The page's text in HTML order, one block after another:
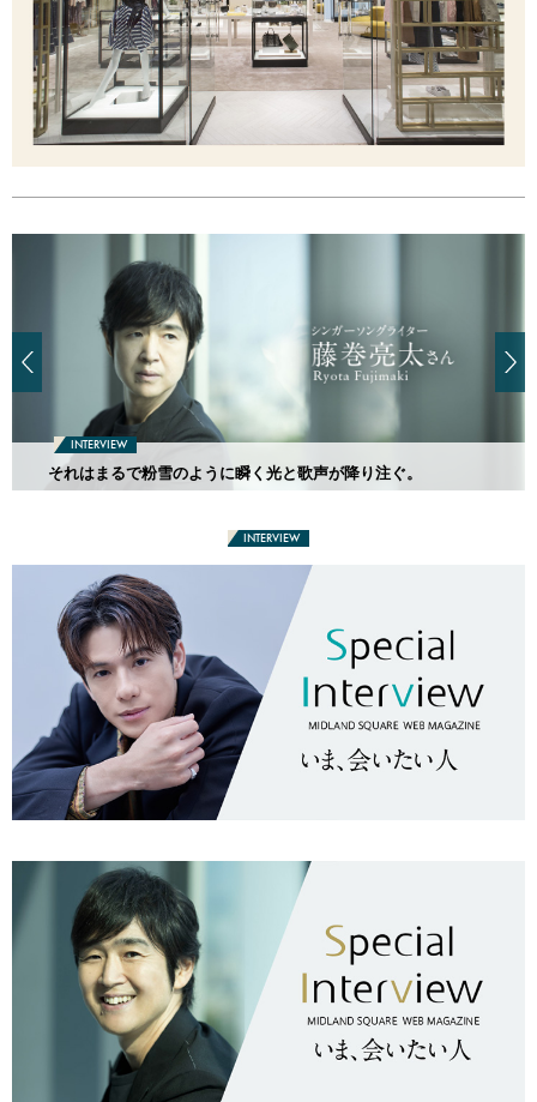
INTERVIEW
それはまるで粉雪のように瞬く光と歌声が降り注ぐ。
INTERVIEW